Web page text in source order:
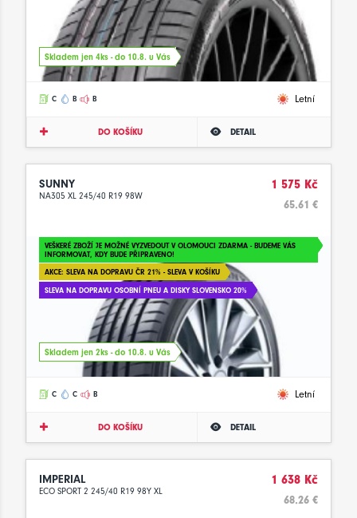
Skladem jen 4ks - do 10.8. u Vás
C B B Letní
DO KOŠÍKU DETAIL
SUNNY
NA305 XL 245/40 R19 98W
1 575 Kč
65.61 €
VEŠKERÉ ZBOŽÍ JE MOŽNÉ VYZVEDOUT V OLOMOUCI ZDARMA - BUDEME VÁS
INFORMOVAT, KDY BUDE PŘIPRAVENO!
AKCE: SLEVA NA DOPRAVU ČR 21% - SLEVA V KOŠÍKU
SLEVA NA DOPRAVU OSOBNÍ PNEU A DISKY SLOVENSKO 20%
Skladem jen 2ks - do 10.8. u Vás
C C B Letní
DO KOŠÍKU DETAIL
IMPERIAL
ECO SPORT 2 245/40 R19 98Y XL
1 638 Kč
68.26 €